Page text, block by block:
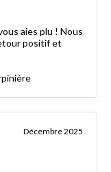
aies plu ! Nous
positif et
Décembre 2025